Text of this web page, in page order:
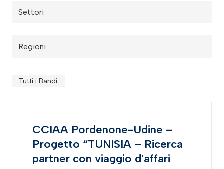
Settori
Regioni
Tutti i Bandi
CCIAA Pordenone-Udine –
Progetto “TUNISIA – Ricerca
partner con viaggio d'affari